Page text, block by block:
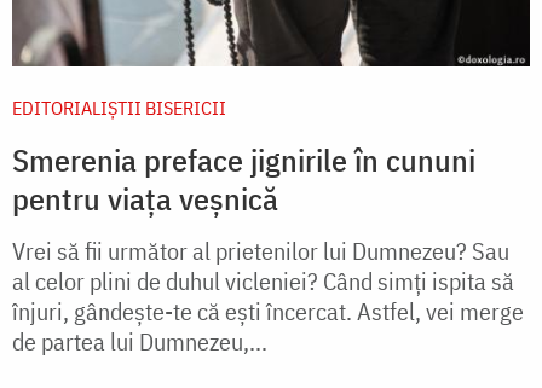
EDITORIALIȘTII BISERICII
Smerenia preface jignirile în cununi
pentru viața veșnică
Vrei să fii următor al prietenilor lui Dumnezeu? Sau
al celor plini de duhul vicleniei? Când simţi ispita să
înjuri, gândeşte-te că eşti încercat. Astfel, vei merge
de partea lui Dumnezeu,...